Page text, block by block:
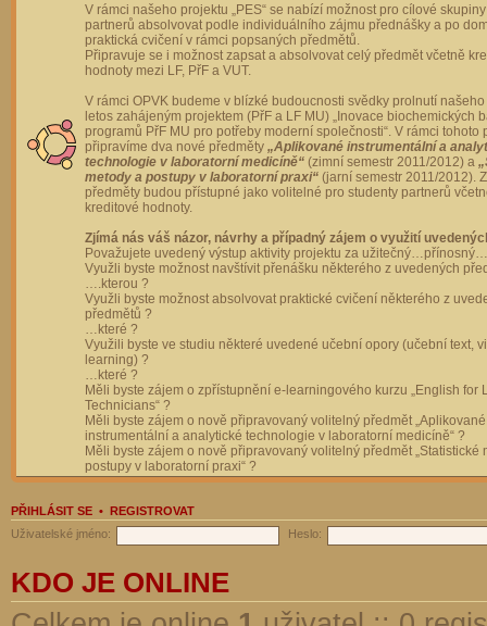
V rámci našeho projektu „PES“ se nabízí možnost pro cílové
partnerů absolvovat podle individuálního zájmu přednášky a po
praktická cvičení v rámci popsaných předmětů.
Připravuje se i možnost zapsat a absolvovat celý předmět včetně
hodnoty mezi LF, PřF a VUT.
V rámci OPVK budeme v blízké budoucnosti svědky prolnutí
letos zahájeným projektem (PřF a LF MU) „Inovace biochemických
programů PřF MU pro potřeby moderní společnosti“. V rámci tohoto
připravíme dva nové předměty „Aplikované instrumentální a
technologie v laboratorní medicíně“ (zimní semestr 2011/2012) a
metody a postupy v laboratorní praxi“ (jarní semestr 2011/2012).
předměty budou přístupné jako volitelné pro studenty partnerů
kreditové hodnoty.
Zjímá nás váš názor, návrhy a případný zájem o využití
Považujete uvedený výstup aktivity projektu za
Využli byste možnost navštívit přenášku některého z uvedených
….kterou ?
Využli byste možnost absolvovat praktické cvičení některého z
předmětů ?
…které ?
Využili byste ve studiu některé uvedené učební opory (učební text,
learning) ?
…které ?
Měli byste zájem o zpřístupnění e-learningového kurzu „English for
Technicians“ ?
Měli byste zájem o nově připravovaný volitelný předmět „Aplikované
instrumentální a analytické technologie v laboratorní medicíně“ ?
Měli byste zájem o nově připravovaný volitelný předmět „Statistické
postupy v laboratorní praxi“ ?
PŘIHLÁSIT SE • REGISTROVAT
Uživatelské jméno:
Heslo:
KDO JE ONLINE